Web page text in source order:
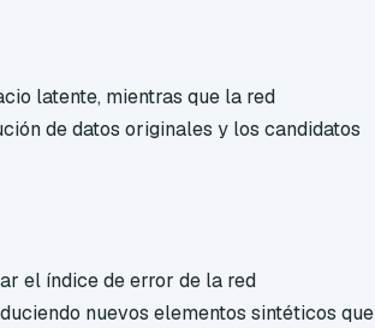
latente, mientras que la red
de datos originales y los candidatos
el índice de error de la red
nuevos elementos sintéticos que